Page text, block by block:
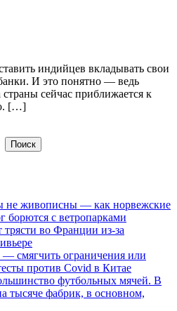
индийцев вкладывать свои
И это понятно — ведь
сейчас приближается к
[…]
Поиск
не живописны — как норвежские
борются с ветропарками
трясти во Франции из-за
смягчить ограничения или
против Covid в Китае
футбольных мячей. В
тысяче фабрик, в основном,